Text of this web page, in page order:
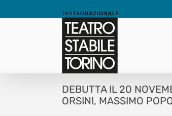
DEBUTTA IL 20
ORSINI, MASSIMO